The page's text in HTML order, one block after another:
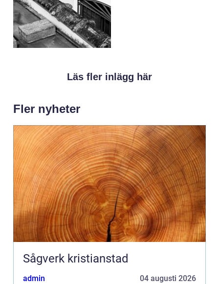
Läs fler inlägg här
Fler nyheter
Sågverk kristianstad
admin 04 augusti 2026